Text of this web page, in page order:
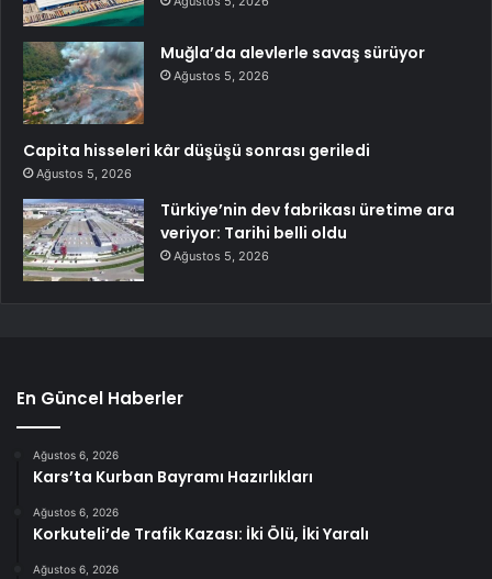
Muğla’da alevlerle savaş sürüyor
Ağustos 5, 2026
Capita hisseleri kâr düşüşü sonrası geriledi
Ağustos 5, 2026
Türkiye’nin dev fabrikası üretime ara
veriyor: Tarihi belli oldu
Ağustos 5, 2026
En Güncel Haberler
Ağustos 6, 2026
Kars’ta Kurban Bayramı Hazırlıkları
Ağustos 6, 2026
Korkuteli’de Trafik Kazası: İki Ölü, İki Yaralı
Ağustos 6, 2026